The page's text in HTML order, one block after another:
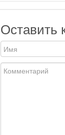
Оставить